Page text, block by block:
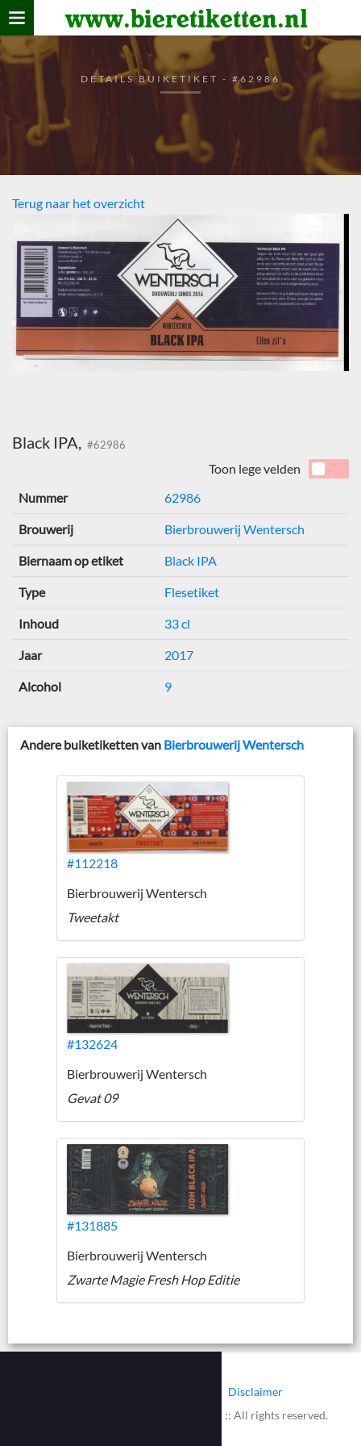
www.bieretiketten.nl
Home
verzamelen
De bierkaart
Bezoekers
DETAILS BUIKETIKET - #62986
Terug naar het overzicht
Black IPA, #62986
Toon lege velden
Nummer
62986
Brouwerij Bierbrouwerij Wentersch
Biernaam op etiket Black IPA
Type Flesetiket
Inhoud 33 cl
Jaar 2017
Alcohol 9
Andere buiketiketten van Bierbrouwerij Wentersch
#112218
Bierbrouwerij Wentersch
Tweetakt
#132624
Bierbrouwerij Wentersch
Gevat 09
#131885
Bierbrouwerij Wentersch
Zwarte Magie Fresh Hop Editie
Disclaimer
© 2002 - 2026 :: www.bieretiketten.nl :: All rights reserved.